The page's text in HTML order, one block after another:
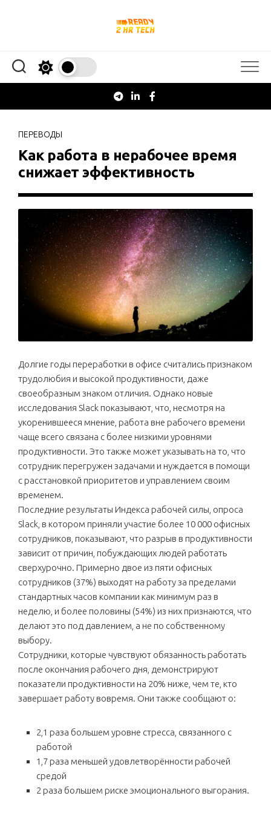
ПЕРЕВОДЫ
Как работа в нерабочее время
снижает эффективность
Долгие годы переработки в офисе считались признаком
трудолюбия и высокой продуктивности, даже
своеобразным знаком отличия. Однако новые
исследования Slack показывают, что, несмотря на
укоренившееся мнение, работа вне рабочего времени
чаще всего связана с более низкими уровнями
продуктивности. Это также может указывать на то, что
сотрудник перегружен задачами и нуждается в помощи
с расстановкой приоритетов и управлением своим
временем.
Последние результаты Индекса рабочей силы, опроса
Slack, в котором приняли участие более 10 000 офисных
сотрудников, показывают, что разрыв в продуктивности
зависит от причин, побуждающих людей работать
сверхурочно. Примерно двое из пяти офисных
сотрудников (37%) выходят на работу за пределами
стандартных часов компании как минимум раз в
неделю, и более половины (54%) из них признаются, что
делают это под давлением, а не по собственному
выбору.
Сотрудники, которые чувствуют обязанность работать
после окончания рабочего дня, демонстрируют
показатели продуктивности на 20% ниже, чем те, кто
завершает работу вовремя. Они также сообщают о:
2,1 раза большем уровне стресса, связанного с
работой
1,7 раза меньшей удовлетворённости рабочей
средой
2 раза большем риске эмоционального выгорания.